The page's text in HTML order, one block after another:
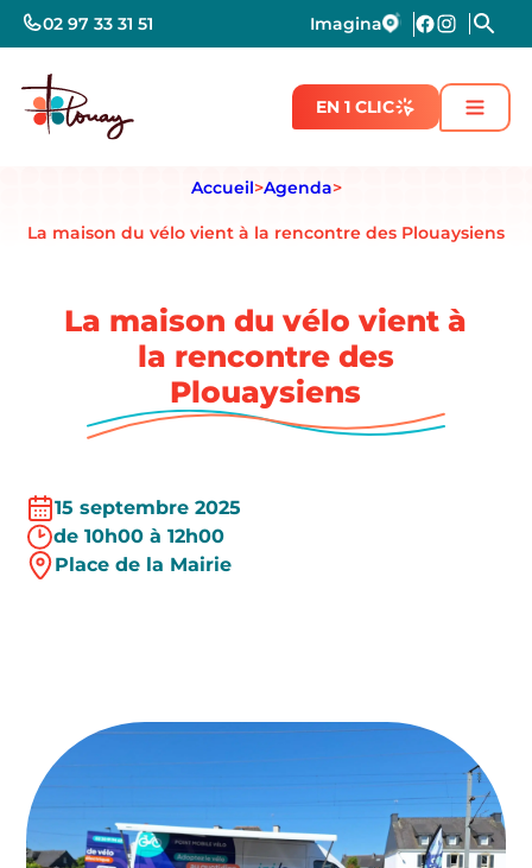
02 97 33 31 51 Imagina
EN 1 CLIC
Accueil>Agenda>
La maison du vélo vient à la rencontre des Plouaysiens
La maison du vélo vient à
la rencontre des
Plouaysiens
15 septembre 2025
de 10h00 à 12h00
Place de la Mairie